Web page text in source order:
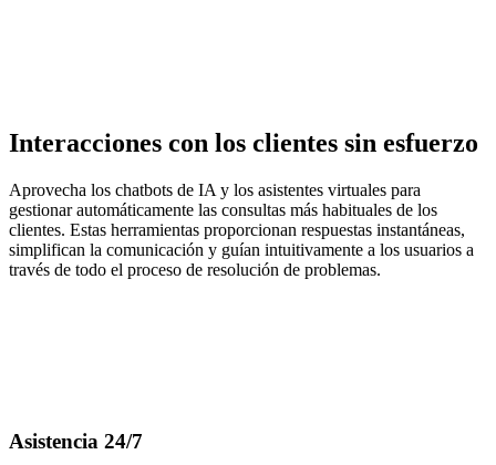
Interacciones con los clientes sin esfuerzo
Aprovecha los chatbots de IA y los asistentes virtuales para
gestionar automáticamente las consultas más habituales de los
clientes. Estas herramientas proporcionan respuestas instantáneas,
simplifican la comunicación y guían intuitivamente a los usuarios a
través de todo el proceso de resolución de problemas.
Asistencia 24/7